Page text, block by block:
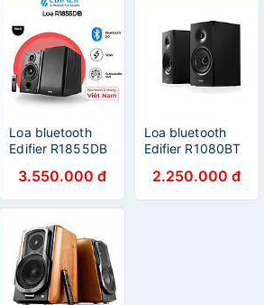
Loa bluetooth
Edifier R1855DB
suất
3.550.000 đ
Loa bluetooth
Edifier R1080BT
Bass driver 4
inch - Hàng chính
2.250.000 đ